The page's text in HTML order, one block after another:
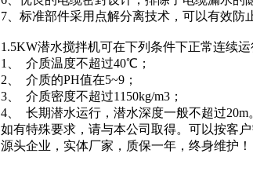
7、标准部件采用点解分离技术，可以有效防
1.5KW潜水搅拌机可在下列条件下正常连续运
1、 介质温度不超过40℃；
2、 介质的PH值在5~9；
3、 介质密度不超过1150kg/m3；
4、 长期潜水运行，潜水深度一般不超过20m
如有特殊要求，请与本公司取得。可以按客户
源头企业，实体厂家，质保一年，终身维护！